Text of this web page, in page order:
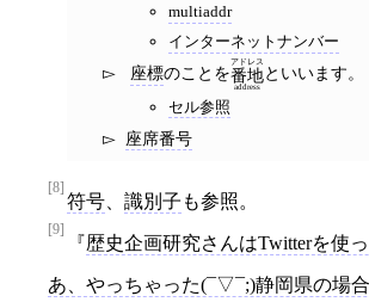
multiaddr
インターネットナンバー
座標のことを番地
アドレス
address
といいます。
セル参照
座席番号
[8]
符号 識別子 も参照。
[9]
歴史企画研究さんはTwitterを使
あ、やっちゃった(¯▽¯;)静岡県の場